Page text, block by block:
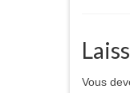
Vous